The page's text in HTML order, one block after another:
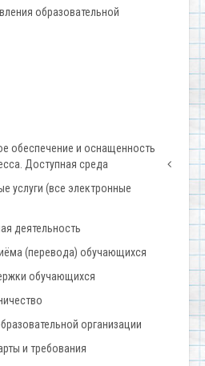
образовательной
обеспечение и оснащенность
Доступная среда
услуги (все электронные
деятельность
(перевода) обучающихся
обучающихся
организации
и требования